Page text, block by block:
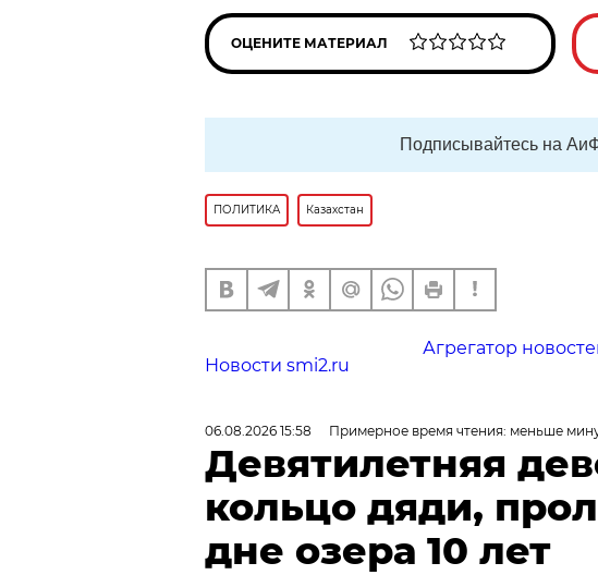
ОЦЕНИТЕ МАТЕРИАЛ
Подписывайтесь на
ПОЛИТИКА Казахстан
Агрегатор
Новости smi2.ru
06.08.2026 15:58 Примерное время чтения: меньше
Девятилетняя
кольцо дяди,
дне озера 10 лет